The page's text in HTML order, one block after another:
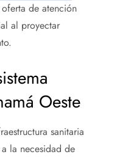
de atención
al proyectar
Oeste
sanitaria
la necesidad de